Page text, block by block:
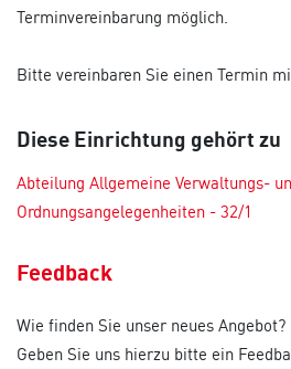
Terminvereinbarung möglich.
Bitte vereinbaren Sie einen Termin
Diese Einrichtung gehört zu
Abteilung Allgemeine Verwaltungs-
Ordnungsangelegenheiten - 32/1
Feedback
Wie finden Sie unser neues Angebot?
Geben Sie uns hierzu bitte ein